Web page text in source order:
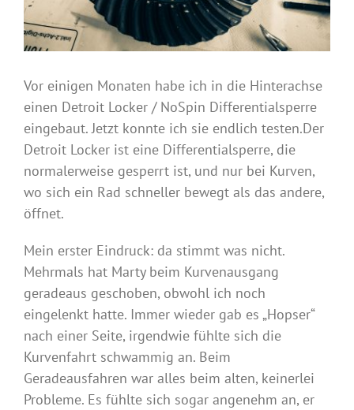
Vor einigen Monaten habe ich in die Hinterachse
einen Detroit Locker / NoSpin Differentialsperre
eingebaut. Jetzt konnte ich sie endlich testen.Der
Detroit Locker ist eine Differentialsperre, die
normalerweise gesperrt ist, und nur bei Kurven,
wo sich ein Rad schneller bewegt als das andere,
öffnet.
Mein erster Eindruck: da stimmt was nicht.
Mehrmals hat Marty beim Kurvenausgang
geradeaus geschoben, obwohl ich noch
eingelenkt hatte. Immer wieder gab es „Hopser“
nach einer Seite, irgendwie fühlte sich die
Kurvenfahrt schwammig an. Beim
Geradeausfahren war alles beim alten, keinerlei
Probleme. Es fühlte sich sogar angenehm an, er